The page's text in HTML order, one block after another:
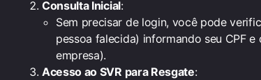
Consulta Inicial:
Sem precisar de login, você pode
pessoa falecida) informando seu CPF
empresa).
Acesso ao SVR para Resgate: